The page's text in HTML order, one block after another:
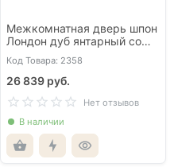
Межкомнатная дверь шпон
Лондон дуб янтарный со
стеклом
Код Товара: 2358
26 839 руб.
Нет отзывов
В наличии